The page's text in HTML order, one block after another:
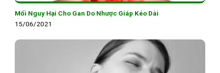
Mối Nguy Hại Cho Gan Do Nhược Giáp Kéo Dài
15/06/2021